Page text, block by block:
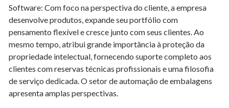
Software: Com foco na perspectiva do cliente, a empresa
desenvolve produtos, expande seu portfólio com
pensamento flexível e cresce junto com seus clientes. Ao
mesmo tempo, atribui grande importância à proteção da
propriedade intelectual, fornecendo suporte completo aos
clientes com reservas técnicas profissionais e uma filosofia
de serviço dedicada. O setor de automação de embalagens
apresenta amplas perspectivas.